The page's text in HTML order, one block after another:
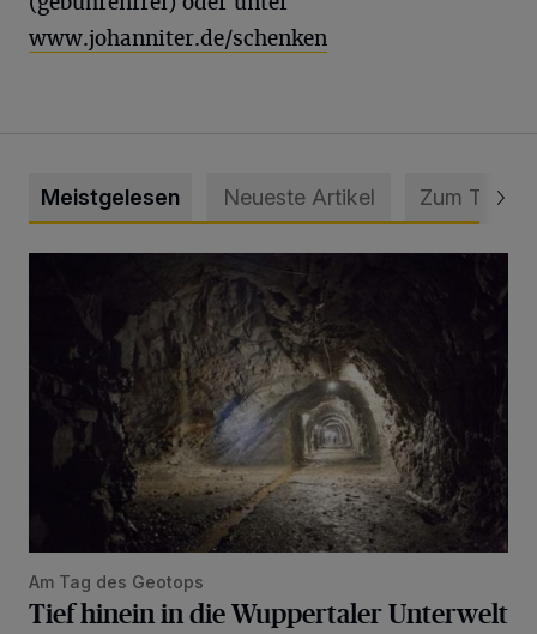
www.johanniter.de/schenken
Meistgelesen Neueste Artikel Zum Thema
Am Tag des Geotops
Tief hinein in die Wuppertaler Unterwelt